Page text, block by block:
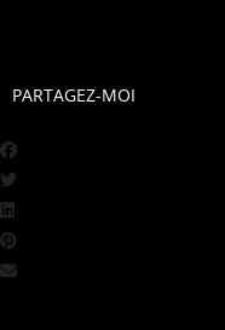
PARTAGEZ-MOI